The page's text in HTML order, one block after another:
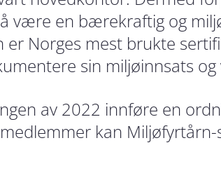
være en bærekraftig og
er Norges mest brukte
sin miljøinnsats
av 2022 innføre en
kan